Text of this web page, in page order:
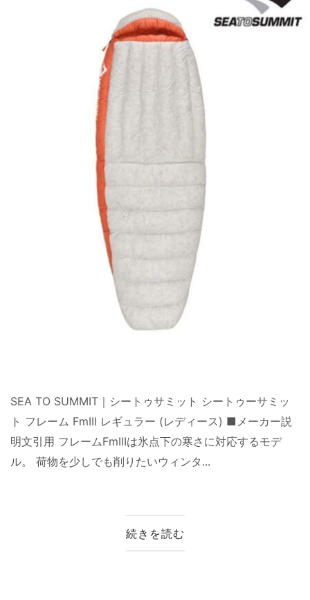
SEA TO SUMMIT｜シートゥサミット シートゥーサミッ
ト フレーム FmIII レギュラー (レディース) ■メーカー説
明文引用 フレームFmIIIは氷点下の寒さに対応するモデ
ル。 荷物を少しでも削りたいウィンタ...
続きを読む